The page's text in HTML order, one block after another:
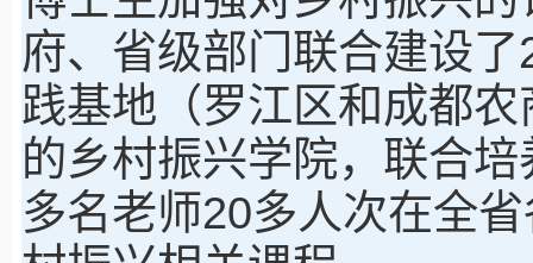
府、省级部门联合建设
践基地（罗江区和成都
的乡村振兴学院，联合
多名老师20多人次在全